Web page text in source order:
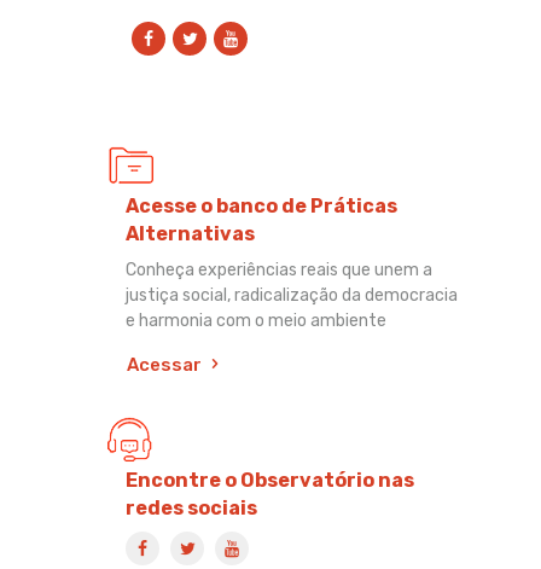
Acesse o banco de Práticas
Alternativas
Conheça experiências reais que unem a
justiça social, radicalização da democracia
e harmonia com o meio ambiente
Acessar
Encontre o Observatório nas
redes sociais